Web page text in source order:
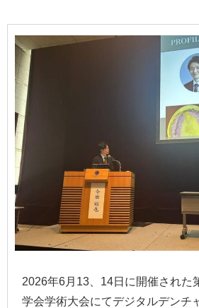
2026年6月13、14日に開催された
学会学術大会にてデジタルデンチ